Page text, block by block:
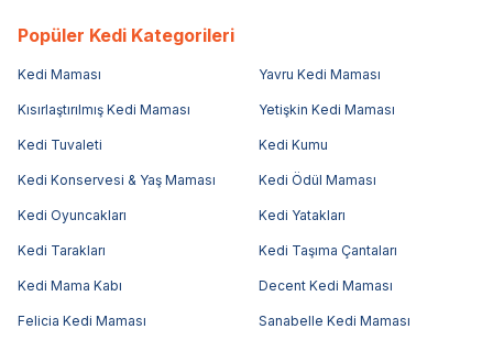
Popüler Kedi Kategorileri
Kedi Maması Yavru Kedi Maması
Kısırlaştırılmış Kedi Maması Yetişkin Kedi Maması
Kedi Tuvaleti Kedi Kumu
Kedi Konservesi & Yaş Maması Kedi Ödül Maması
Kedi Oyuncakları Kedi Yatakları
Kedi Tarakları Kedi Taşıma Çantaları
Kedi Mama Kabı Decent Kedi Maması
Felicia Kedi Maması Sanabelle Kedi Maması